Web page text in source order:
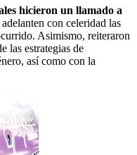
hicieron un llamado a
con celeridad las
Asimismo, reiteraron
las estrategias de
así como con la